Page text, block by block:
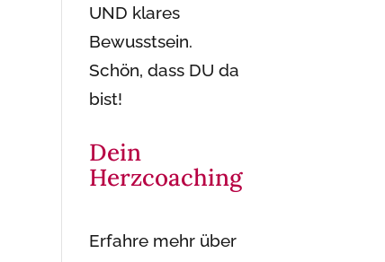
UND klares
Bewusstsein.
Schön, dass DU da
bist!
Dein
Herzcoaching
Erfahre mehr über